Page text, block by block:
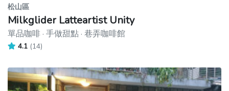
松山區
Milkglider Latteartist Unity
單品咖啡 · 手做甜點 · 巷弄咖啡館
4.1 (14)